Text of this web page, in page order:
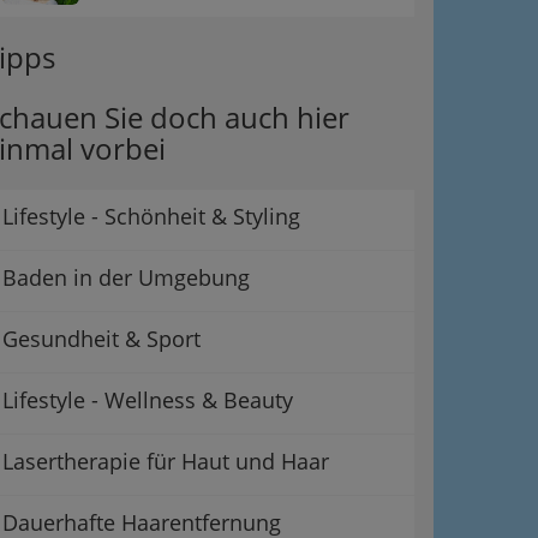
Sie doch auch hier
vorbei
Lifestyle - Schönheit & Styling
Baden in der Umgebung
Gesundheit & Sport
Lifestyle - Wellness & Beauty
Lasertherapie für Haut und Haar
Dauerhafte Haarentfernung